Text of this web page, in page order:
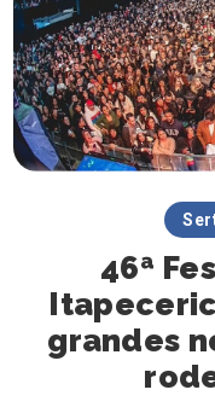
46ª
grandes